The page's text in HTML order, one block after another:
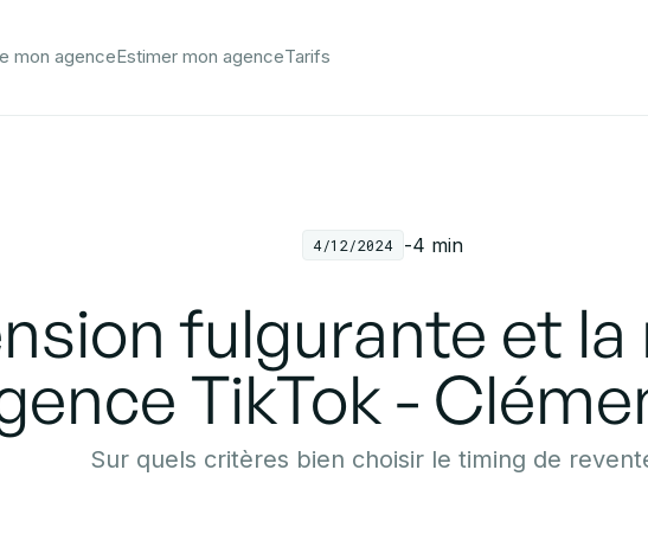
mon agenceEstimer mon agenceTarifs
4/12/2024 -4 min
fulgurante et la
TikTok -
Sur quels critères bien choisir le timing de